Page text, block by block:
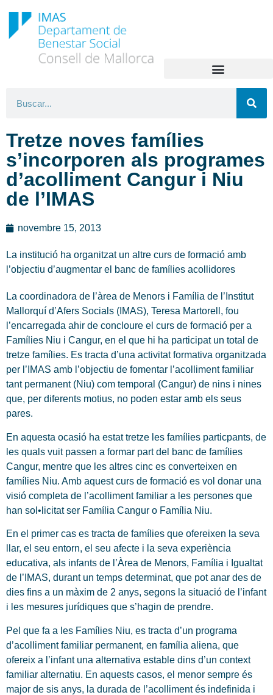
Tretze noves famílies
s’incorporen als programes
d’acolliment Cangur i Niu
de l’IMAS
novembre 15, 2013
La institució ha organitzat un altre curs de formació amb
l’objectiu d’augmentar el banc de famílies acollidores
La coordinadora de l’àrea de Menors i Família de l’Institut
Mallorquí d’Afers Socials (IMAS), Teresa Martorell, fou
l’encarregada ahir de concloure el curs de formació per a
Famílies Niu i Cangur, en el que hi ha participat un total de
tretze famílies. Es tracta d’una activitat formativa organitzada
per l’IMAS amb l’objectiu de fomentar l’acolliment familiar
tant permanent (Niu) com temporal (Cangur) de nins i nines
que, per diferents motius, no poden estar amb els seus
pares.
En aquesta ocasió ha estat tretze les famílies particpants, de
les quals vuit passen a formar part del banc de famílies
Cangur, mentre que les altres cinc es converteixen en
famílies Niu. Amb aquest curs de formació es vol donar una
visió completa de l’acolliment familiar a les persones que
han sol•licitat ser Família Cangur o Família Niu.
En el primer cas es tracta de famílies que ofereixen la seva
llar, el seu entorn, el seu afecte i la seva experiència
educativa, als infants de l’Àrea de Menors, Família i Igualtat
de l’IMAS, durant un temps determinat, que pot anar des de
dies fins a un màxim de 2 anys, segons la situació de l’infant
i les mesures jurídiques que s’hagin de prendre.
Pel que fa a les Famílies Niu, es tracta d’un programa
d’acolliment familiar permanent, en família aliena, que
ofereix a l’infant una alternativa estable dins d’un context
familiar alternatiu. En aquests casos, el menor sempre és
major de sis anys, la durada de l’acolliment és indefinida i